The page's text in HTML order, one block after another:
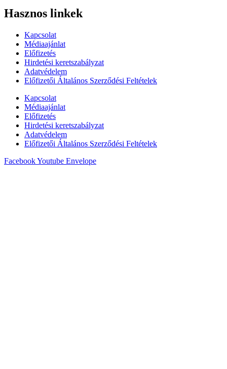
Hasznos linkek
Kapcsolat
Médiaajánlat
Előfizetés
Hirdetési keretszabályzat
Adatvédelem
Előfizetői Általános Szerződési Feltételek
Kapcsolat
Médiaajánlat
Előfizetés
Hirdetési keretszabályzat
Adatvédelem
Előfizetői Általános Szerződési Feltételek
FacebookYoutube Envelope